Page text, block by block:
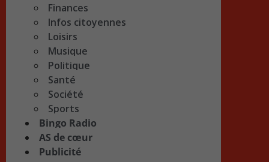
Finances
Infos citoyennes
Loisirs
Musique
Politique
Santé
Société
Sports
Bingo Radio
AS de cœur
Publicité